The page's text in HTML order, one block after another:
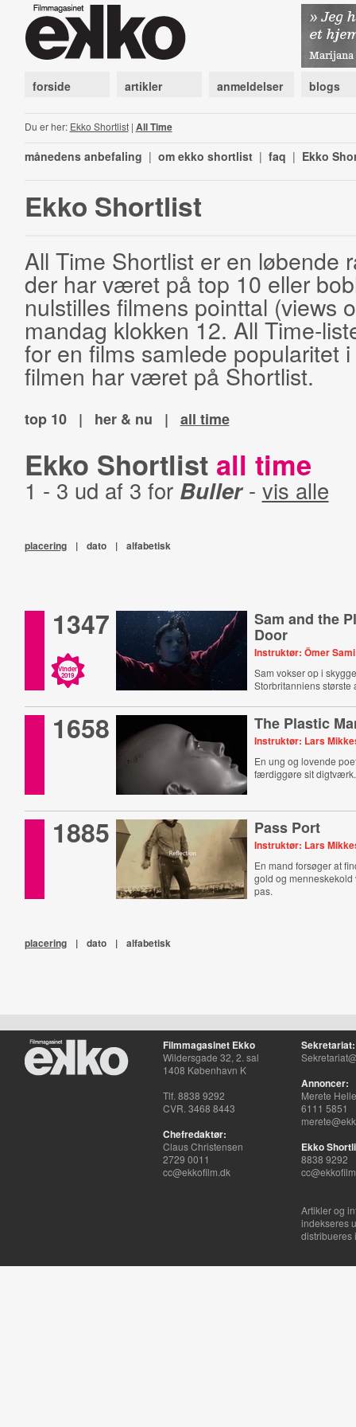
forside artikler anmeldelser blogs
Du er her: Ekko Shortlist| All Time
månedens anbefaling | om ekko shortlist | faq | Ekko
Ekko Shortlist
All Time Shortlist er en løbende
der har været på top 10 eller
nulstilles filmens pointtal (views
mandag klokken 12. All Time-
for en films samlede popularitet
filmen har været på Shortlist.
top 10 | her & nu | all time
Ekko Shortlist all time
1 - 3 ud af 3 for Buller- vis alle
placering | dato | alfabetisk
1347
Vinder
2019
Sam and the
Door
Instruktør: Ömer Sami
Sam vokser op i
Storbritanniens
1658 The Plastic
Instruktør: Lars
En ung og lovende
færdiggøre sit digtværk.
1885 Pass Port
Instruktør: Lars
En mand forsøger at
gold og
pas.
placering | dato | alfabetisk
Filmmagasinet Ekko
Wildersgade 32, 2. sal
1408 København K
Tlf. 8838 9292
CVR. 3468 8443
Chefredaktør:
Claus Christensen
2729 0011
cc@ekkofilm.dk
Sekretariat:
Annoncer:
Merete
6111 5851
Ekko
8838 9292
Artikler og
indekseres
distribueres